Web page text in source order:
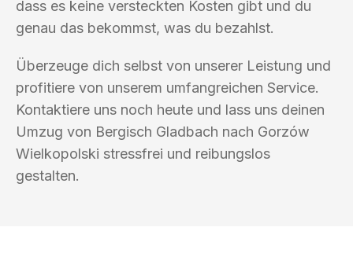
dass es keine versteckten Kosten gibt und du
genau das bekommst, was du bezahlst.
Überzeuge dich selbst von unserer Leistung und
profitiere von unserem umfangreichen Service.
Kontaktiere uns noch heute und lass uns deinen
Umzug von Bergisch Gladbach nach Gorzów
Wielkopolski stressfrei und reibungslos
gestalten.